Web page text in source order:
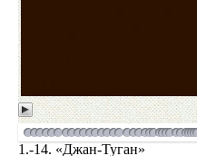
1.-14. «Джан-Туган»